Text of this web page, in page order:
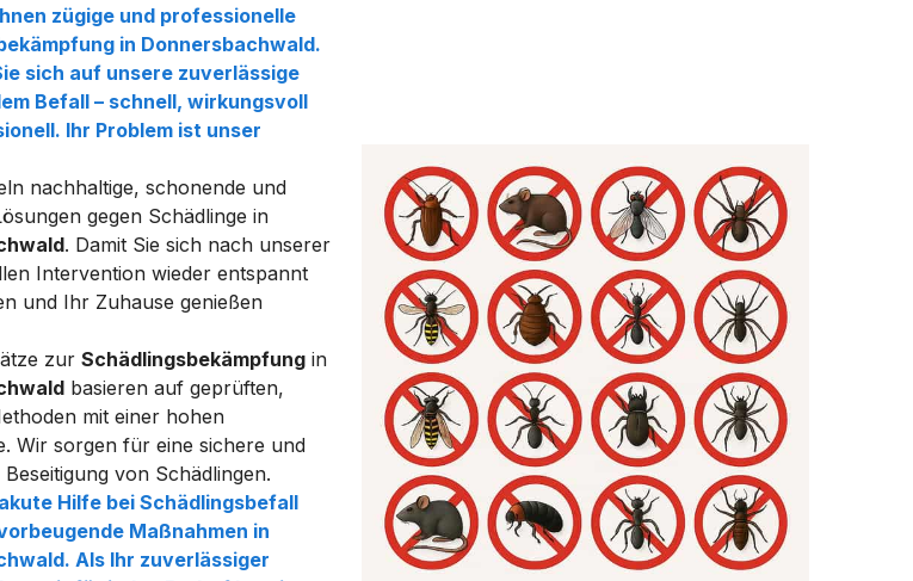
zügige und professionelle
in Donnersbachwald.
sich auf unsere zuverlässige
Befall – schnell, wirkungsvoll
Ihr Problem ist unser
nachhaltige, schonende und
gegen Schädlinge in
. Damit Sie sich nach unserer
Intervention wieder entspannt
und Ihr Zuhause genießen
zur Schädlingsbekämpfung in
basieren auf geprüften,
mit einer hohen
Wir sorgen für eine sichere und
von Schädlingen.
Hilfe bei Schädlingsbefall
Maßnahmen in
. Als Ihr zuverlässiger